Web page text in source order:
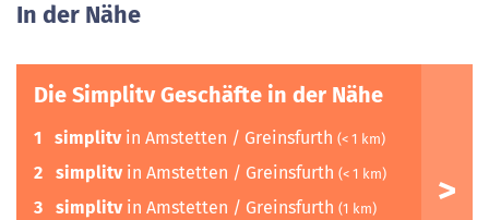
In der Nähe
Die Simplitv Geschäfte in der Nähe
1 simplitvin Amstetten / Greinsfurth (< 1 km)
2 simplitvin Amstetten / Greinsfurth (< 1 km)
3 simplitvin Amstetten / Greinsfurth (1 km)